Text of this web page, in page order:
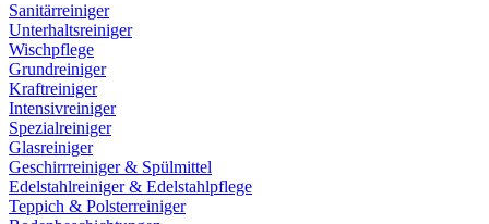
Sanitärreiniger
Unterhaltsreiniger
Wischpflege
Grundreiniger
Kraftreiniger
Intensivreiniger
Spezialreiniger
Glasreiniger
Geschirrreiniger & Spülmittel
Edelstahlreiniger & Edelstahlpflege
Teppich & Polsterreiniger